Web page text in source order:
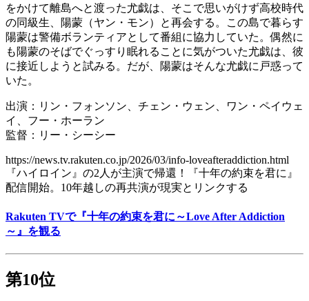
をかけて離島へと渡った尤戯は、そこで思いがけず高校時代
の同級生、陽蒙（ヤン・モン）と再会する。この島で暮らす
陽蒙は警備ボランティアとして番組に協力していた。偶然に
も陽蒙のそばでぐっすり眠れることに気がついた尤戯は、彼
に接近しようと試みる。だが、陽蒙はそんな尤戯に戸惑って
いた。
出演：リン・フォンソン、チェン・ウェン、ワン・ペイウェ
イ、フー・ホーラン
監督：リー・シーシー
https://news.tv.rakuten.co.jp/2026/03/info-loveafteraddiction.html
『ハイロイン』の2人が主演で帰還！『十年の約束を君に』
配信開始。10年越しの再共演が現実とリンクする
Rakuten TVで『十年の約束を君に～Love After Addiction
～』を観る
第10位